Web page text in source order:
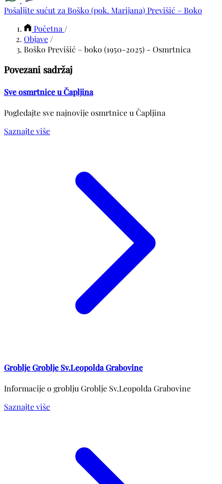
Pošaljite sućut za Boško (pok. Marijana) Previšić – Boko
Početna /
Objave /
Boško Previšić – boko (1950-2025) - Osmrtnica
Povezani sadržaj
Sve osmrtnice u Čapljina
Pogledajte sve najnovije osmrtnice u Čapljina
Saznajte više
Groblje Groblje Sv.Leopolda Grabovine
Informacije o groblju Groblje Sv.Leopolda Grabovine
Saznajte više